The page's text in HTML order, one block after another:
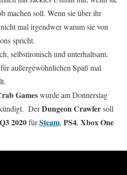
machen soll. Wenn sie über ihr
mal irgendwer warum sie von
spricht.
selbstironisch und unterhaltsam.
außergewöhnlichen Spaß mal
Gameswurde am Donnerstag
DerDungeon Crawlersoll
Q3 2020fürSteam, PS4, Xbox One